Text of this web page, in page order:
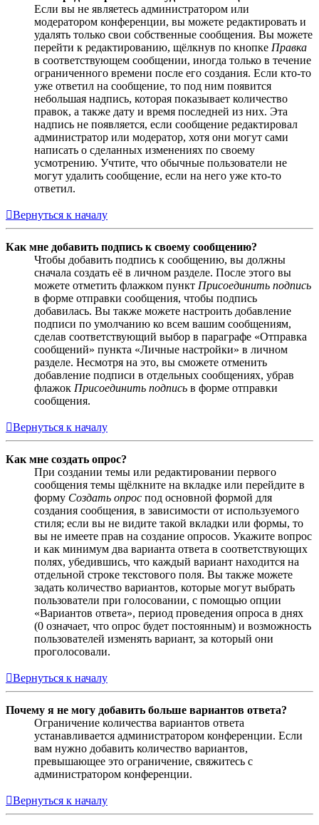
Если вы не являетесь администратором или
модератором конференции, вы можете редактировать и
удалять только свои собственные сообщения. Вы можете
перейти к редактированию, щёлкнув по кнопке Правка
в соответствующем сообщении, иногда только в течение
ограниченного времени после его создания. Если кто-то
уже ответил на сообщение, то под ним появится
небольшая надпись, которая показывает количество
правок, а также дату и время последней из них. Эта
надпись не появляется, если сообщение редактировал
администратор или модератор, хотя они могут сами
написать о сделанных изменениях по своему
усмотрению. Учтите, что обычные пользователи не
могут удалить сообщение, если на него уже кто-то
ответил.
Вернуться к началу
Как мне добавить подпись к своему сообщению?
Чтобы добавить подпись к сообщению, вы должны
сначала создать её в личном разделе. После этого вы
можете отметить флажком пункт Присоединить подпись
в форме отправки сообщения, чтобы подпись
добавилась. Вы также можете настроить добавление
подписи по умолчанию ко всем вашим сообщениям,
сделав соответствующий выбор в параграфе «Отправка
сообщений» пункта «Личные настройки» в личном
разделе. Несмотря на это, вы сможете отменить
добавление подписи в отдельных сообщениях, убрав
флажок Присоединить подпись в форме отправки
сообщения.
Вернуться к началу
Как мне создать опрос?
При создании темы или редактировании первого
сообщения темы щёлкните на вкладке или перейдите в
форму Создать опрос под основной формой для
создания сообщения, в зависимости от используемого
стиля; если вы не видите такой вкладки или формы, то
вы не имеете прав на создание опросов. Укажите вопрос
и как минимум два варианта ответа в соответствующих
полях, убедившись, что каждый вариант находится на
отдельной строке текстового поля. Вы также можете
задать количество вариантов, которые могут выбрать
пользователи при голосовании, с помощью опции
«Вариантов ответа», период проведения опроса в днях
(0 означает, что опрос будет постоянным) и возможность
пользователей изменять вариант, за который они
проголосовали.
Вернуться к началу
Почему я не могу добавить больше вариантов ответа?
Ограничение количества вариантов ответа
устанавливается администратором конференции. Если
вам нужно добавить количество вариантов,
превышающее это ограничение, свяжитесь с
администратором конференции.
Вернуться к началу